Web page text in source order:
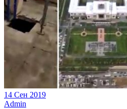
14 Сен 2019
Admin